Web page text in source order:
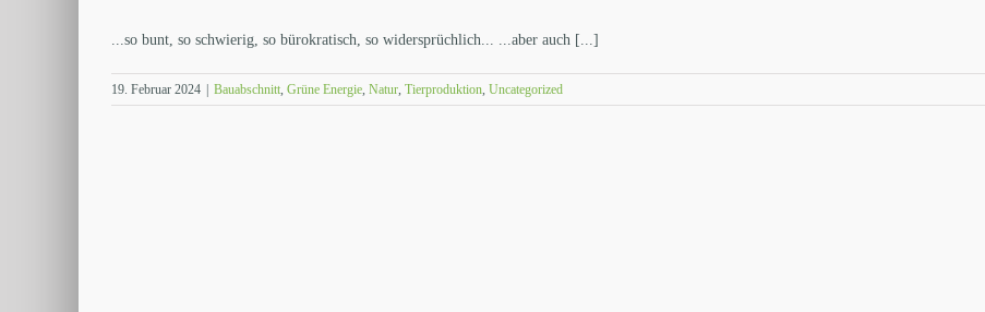
...so bunt, so schwierig, so bürokratisch, so widersprüchlich... ...aber auch [...]
19. Februar 2024 Bauabschnitt, Grüne Energie, Natur, Tierproduktion, Uncategorized